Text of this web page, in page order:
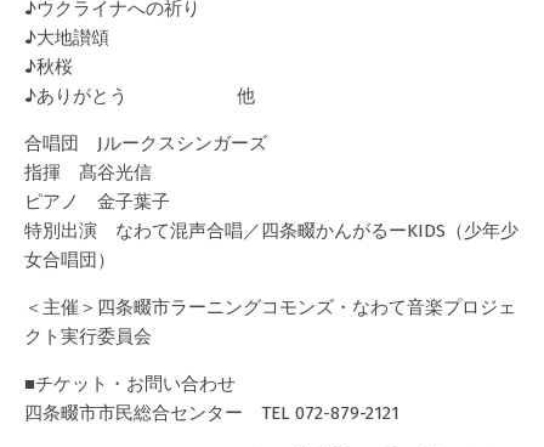
♪ウクライナへの祈り
♪大地讃頌
♪秋桜
♪ありがとう 他
合唱団 Jルークスシンガーズ
指揮 髙谷光信
ピアノ 金子葉子
特別出演 なわて混声合唱／四条畷かんがるーKIDS（少年少
女合唱団）
＜主催＞四条畷市ラーニングコモンズ・なわて音楽プロジェ
クト実行委員会
■チケット・お問い合わせ
四条畷市市民総合センター TEL 072-879-2121